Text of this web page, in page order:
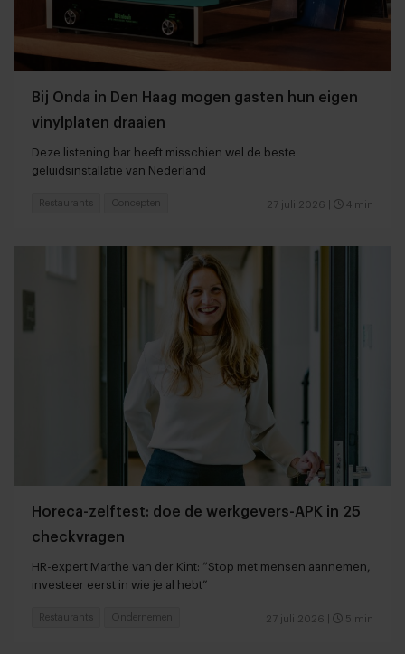
Bij Onda in Den Haag mogen gasten hun eigen
vinylplaten draaien
Deze listening bar heeft misschien wel de beste
geluidsinstallatie van Nederland
27 juli 2026 4 min
Restaurants Concepten
Horeca-zelftest: doe de werkgevers-APK in 25
checkvragen
HR-expert Marthe van der Kint: “Stop met mensen aannemen,
investeer eerst in wie je al hebt”
27 juli 2026 5 min
Restaurants Ondernemen